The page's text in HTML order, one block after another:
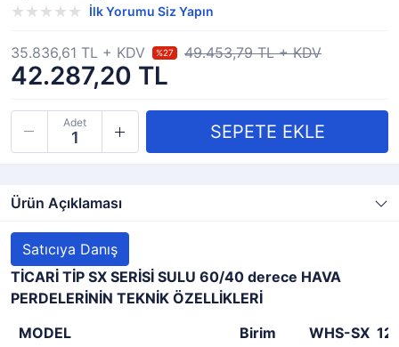
İlk Yorumu Siz Yapın
42.287,20 TL
35.836,61 TL + KDV %27 49.453,79 TL + KDV
Adet
Ürün Açıklaması
Satıcıya Danış
TİCARİ TİP SX SERİSİ SULU 60/40 derece HAVA
PERDELERİNİN TEKNİK ÖZELLİKLERİ
MODEL
Birim WHS-SX